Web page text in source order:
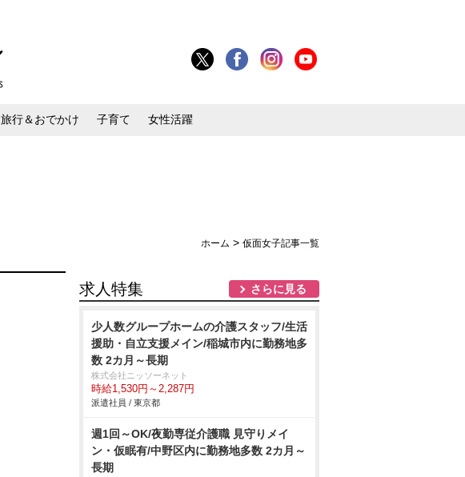
旅行＆おでかけ 子育て 女性活躍
ホーム > 仮面女子記事一覧
求人特集 さらに見る
少人数グループホームの介護スタッフ/生活
援助・自立支援メイン/稲城市内に勤務地多
数 2カ月～長期
株式会社ニッソーネット
時給1,530円～2,287円
派遣社員 / 東京都
週1回～OK/夜勤専従介護職 見守りメイ
ン・仮眠有/中野区内に勤務地多数 2カ月～
長期